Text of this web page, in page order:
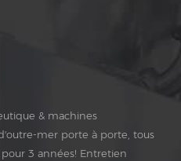
& machines
mer porte à porte, tous
3 années! Entretien